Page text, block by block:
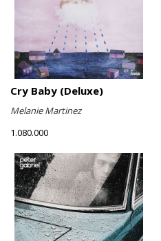
Cry Baby (Deluxe)
Melanie Martinez
1.080.000